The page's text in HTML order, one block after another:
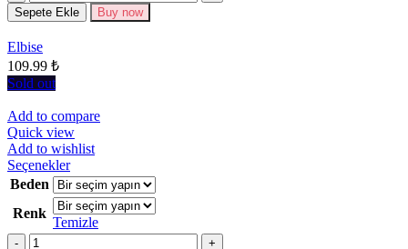
Seçenekler
Sepete Ekle Buy now
Elbise
109.99 ₺
Sold out
Add to compare
Quick view
Add to wishlist
SeçeneklerBu
ürünün
birden
fazla
varyasyonu
Beden
Renk
Temizle
Miktar